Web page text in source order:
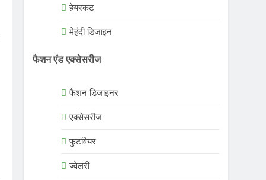
हेयरकट
मेहंदी डिजाइन
फैशन एंड एक्सेसरीज
फैशन डिजाइनर
एक्सेसरीज
फुटवियर
ज्वेलरी